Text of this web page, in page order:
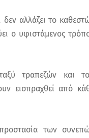
αλλάζει το
ο υφιστάμενος
τραπεζών και
εισπραχθεί από
των